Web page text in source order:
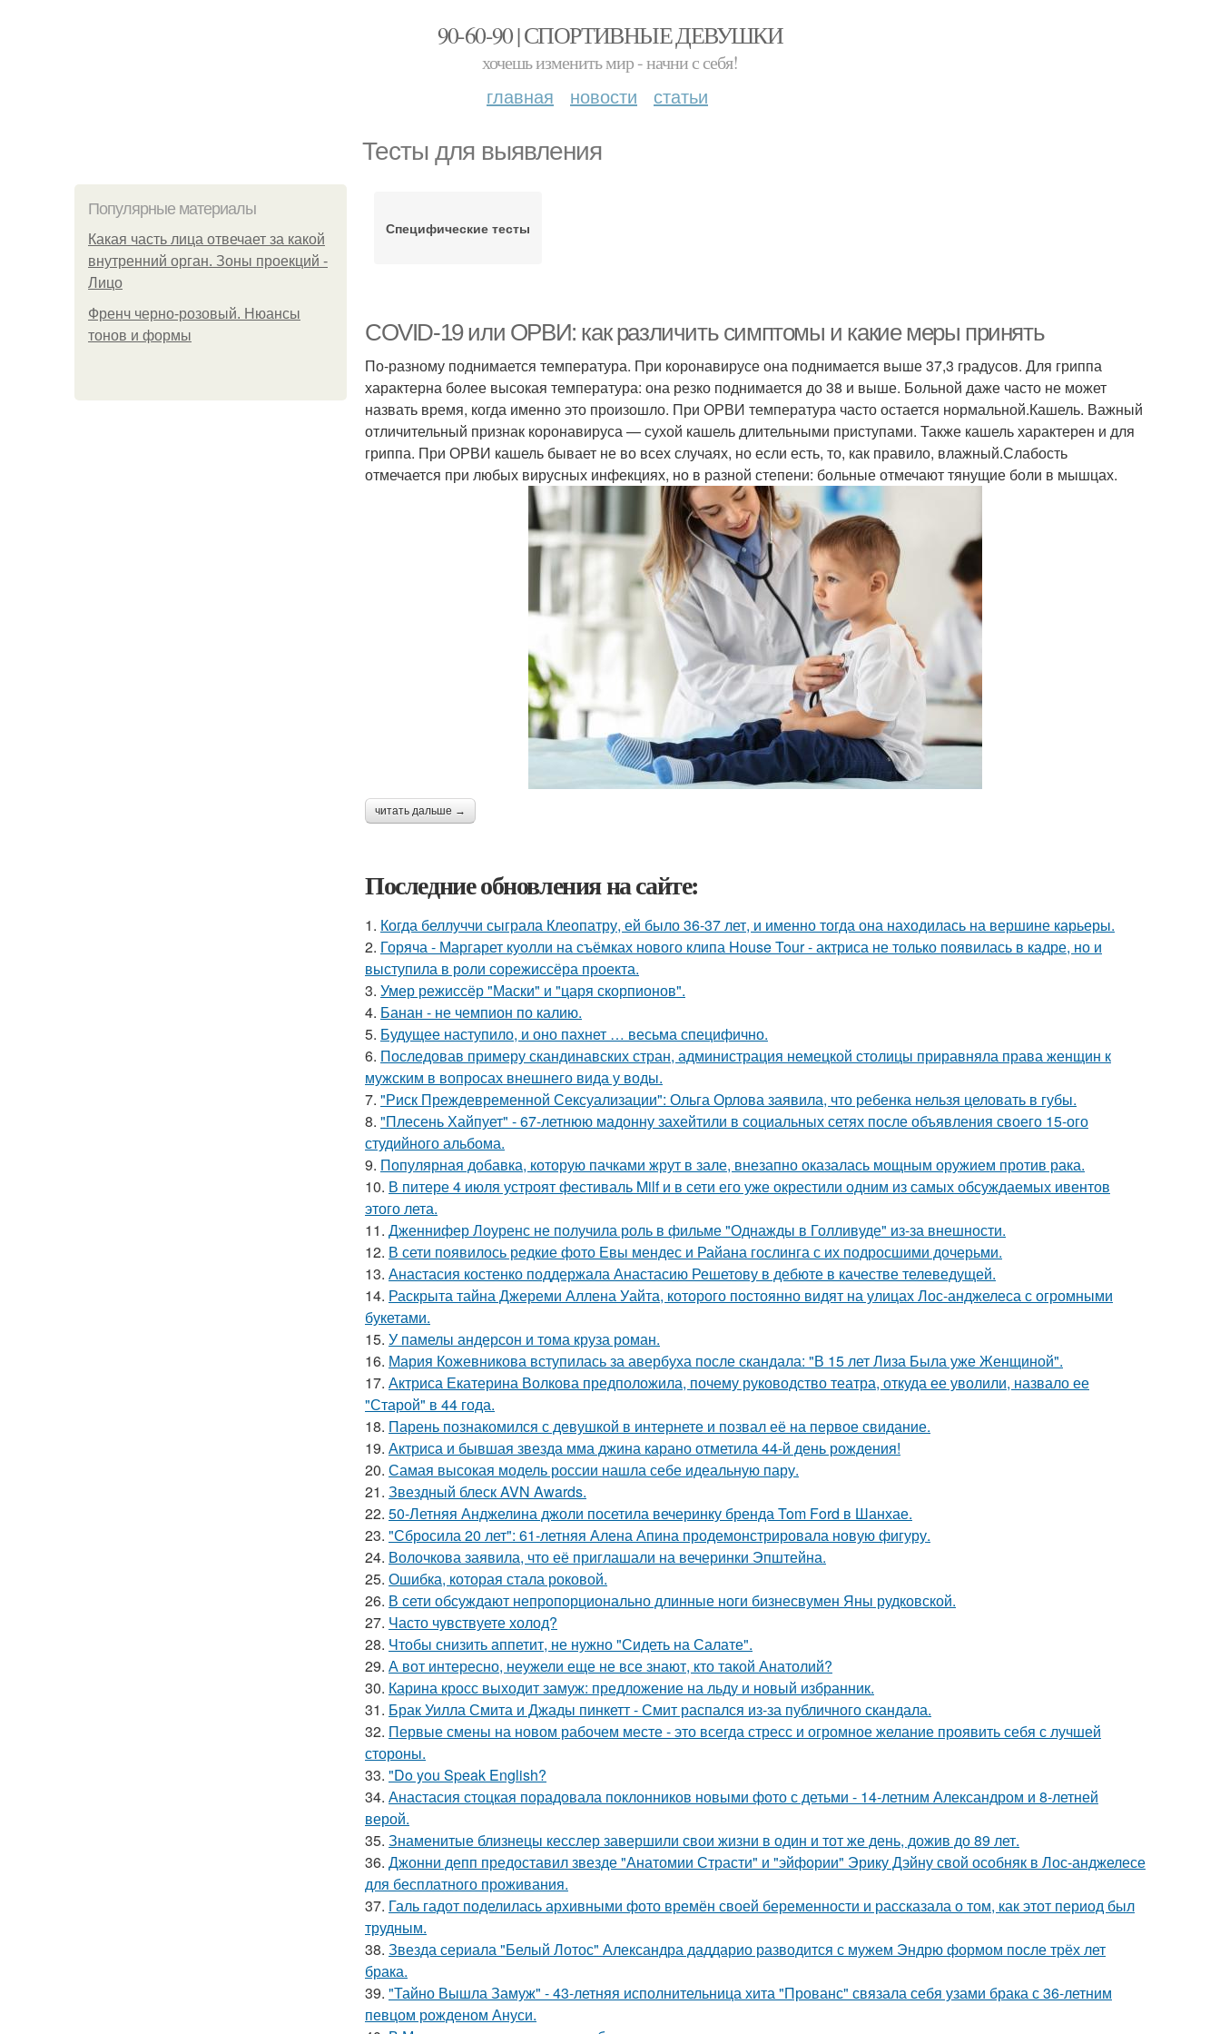
90-60-90 | СПОРТИВНЫЕ ДЕВУШКИ
хочешь изменить мир - начни с себя!
главная новости статьи
Тесты для выявления
Популярные материалы
Какая часть лица отвечает за какой
внутренний орган. Зоны проекций -
Лицо
Френч черно-розовый. Нюансы
тонов и формы
Специфические тесты
COVID-19 или ОРВИ: как различить симптомы и какие меры принять
По-разному поднимается температура. При коронавирусе она поднимается выше 37,3 градусов. Для гриппа
характерна более высокая температура: она резко поднимается до 38 и выше. Больной даже часто не может
назвать время, когда именно это произошло. При ОРВИ температура часто остается нормальной.Кашель. Важный
отличительный признак коронавируса — сухой кашель длительными приступами. Также кашель характерен и для
гриппа. При ОРВИ кашель бывает не во всех случаях, но если есть, то, как правило, влажный.Слабость
отмечается при любых вирусных инфекциях, но в разной степени: больные отмечают тянущие боли в мышцах.
читать дальше →
Последние обновления на сайте:
1. Когда беллуччи сыграла Клеопатру, ей было 36-37 лет, и именно тогда она находилась на вершине карьеры.
2. Горяча - Маргарет куолли на съёмках нового клипа House Tour - актриса не только появилась в кадре, но и
выступила в роли сорежиссёра проекта.
3. Умер режиссёр "Маски" и "царя скорпионов".
4. Банан - не чемпион по калию.
5. Будущее наступило, и оно пахнет … весьма специфично.
6. Последовав примеру скандинавских стран, администрация немецкой столицы приравняла права женщин к
мужским в вопросах внешнего вида у воды.
7. "Риск Преждевременной Сексуализации": Ольга Орлова заявила, что ребенка нельзя целовать в губы.
8. "Плесень Хайпует" - 67-летнюю мадонну захейтили в социальных сетях после объявления своего 15-ого
студийного альбома.
9. Популярная добавка, которую пачками жрут в зале, внезапно оказалась мощным оружием против рака.
10. В питере 4 июля устроят фестиваль Milf и в сети его уже окрестили одним из самых обсуждаемых ивентов
этого лета.
11. Дженнифер Лоуренс не получила роль в фильме "Однажды в Голливуде" из-за внешности.
12. В сети появилось редкие фото Евы мендес и Райана гослинга с их подросшими дочерьми.
13. Анастасия костенко поддержала Анастасию Решетову в дебюте в качестве телеведущей.
14. Раскрыта тайна Джереми Аллена Уайта, которого постоянно видят на улицах Лос-анджелеса с огромными
букетами.
15. У памелы андерсон и тома круза роман.
16. Мария Кожевникова вступилась за авербуха после скандала: "В 15 лет Лиза Была уже Женщиной".
17. Актриса Екатерина Волкова предположила, почему руководство театра, откуда ее уволили, назвало ее
"Старой" в 44 года.
18. Парень познакомился с девушкой в интернете и позвал её на первое свидание.
19. Актриса и бывшая звезда мма джина карано отметила 44-й день рождения!
20. Самая высокая модель россии нашла себе идеальную пару.
21. Звездный блеск AVN Awards.
22. 50-Летняя Анджелина джоли посетила вечеринку бренда Tom Ford в Шанхае.
23. "Сбросила 20 лет": 61-летняя Алена Апина продемонстрировала новую фигуру.
24. Волочкова заявила, что её приглашали на вечеринки Эпштейна.
25. Ошибка, которая стала роковой.
26. В сети обсуждают непропорционально длинные ноги бизнесвумен Яны рудковской.
27. Часто чувствуете холод?
28. Чтобы снизить аппетит, не нужно "Сидеть на Салате".
29. А вот интересно, неужели еще не все знают, кто такой Анатолий?
30. Карина кросс выходит замуж: предложение на льду и новый избранник.
31. Брак Уилла Смита и Джады пинкетт - Смит распался из-за публичного скандала.
32. Первые смены на новом рабочем месте - это всегда стресс и огромное желание проявить себя с лучшей
стороны.
33. "Do you Speak English?
34. Анастасия стоцкая порадовала поклонников новыми фото с детьми - 14-летним Александром и 8-летней
верой.
35. Знаменитые близнецы кесслер завершили свои жизни в один и тот же день, дожив до 89 лет.
36. Джонни депп предоставил звезде "Анатомии Страсти" и "эйфории" Эрику Дэйну свой особняк в Лос-анджелесе
для бесплатного проживания.
37. Галь гадот поделилась архивными фото времён своей беременности и рассказала о том, как этот период был
трудным.
38. Звезда сериала "Белый Лотос" Александра даддарио разводится с мужем Эндрю формом после трёх лет
брака.
39. "Тайно Вышла Замуж" - 43-летняя исполнительница хита "Прованс" связала себя узами брака с 36-летним
певцом рожденом Ануси.